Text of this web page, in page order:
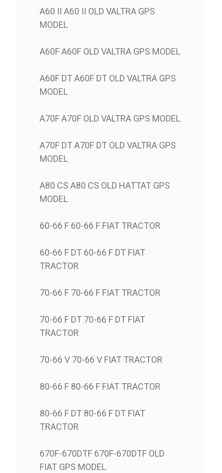
A60 II A60 II OLD VALTRA GPS
MODEL
A60F A60F OLD VALTRA GPS MODEL
A60F DT A60F DT OLD VALTRA GPS
MODEL
A70F A70F OLD VALTRA GPS MODEL
A70F DT A70F DT OLD VALTRA GPS
MODEL
A80 CS A80 CS OLD HATTAT GPS
MODEL
60-66 F 60-66 F FIAT TRACTOR
60-66 F DT 60-66 F DT FIAT
TRACTOR
70-66 F 70-66 F FIAT TRACTOR
70-66 F DT 70-66 F DT FIAT
TRACTOR
70-66 V 70-66 V FIAT TRACTOR
80-66 F 80-66 F FIAT TRACTOR
80-66 F DT 80-66 F DT FIAT
TRACTOR
670F-670DTF 670F-670DTF OLD
FIAT GPS MODEL